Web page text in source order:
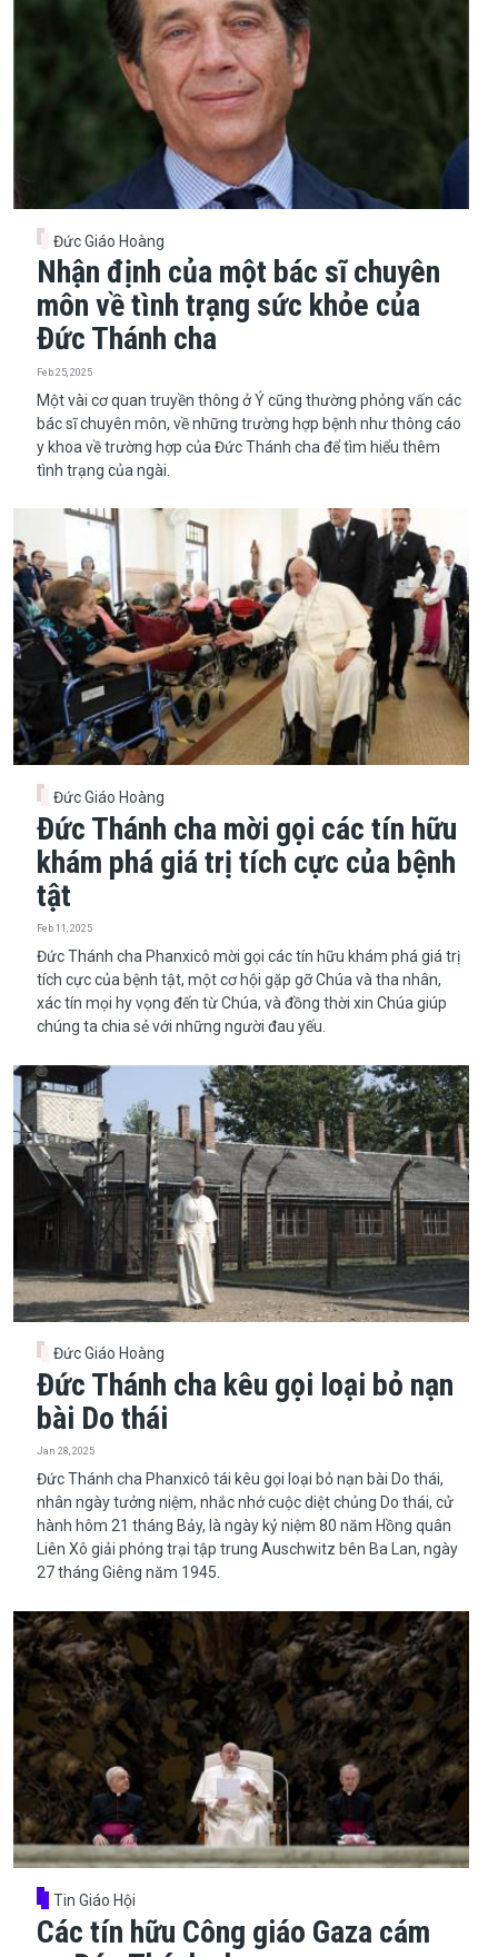
Đức Giáo Hoàng
Nhận định của một bác sĩ chuyên
môn về tình trạng sức khỏe của
Đức Thánh cha
Feb 25, 2025
Một vài cơ quan truyền thông ở Ý cũng thường phỏng vấn các
bác sĩ chuyên môn, về những trường hợp bệnh như thông cáo
y khoa về trường hợp của Đức Thánh cha để tìm hiểu thêm
tình trạng của ngài.
Đức Giáo Hoàng
Đức Thánh cha mời gọi các tín hữu
khám phá giá trị tích cực của bệnh
tật
Feb 11, 2025
Đức Thánh cha Phanxicô mời gọi các tín hữu khám phá giá trị
tích cực của bệnh tật, một cơ hội gặp gỡ Chúa và tha nhân,
xác tín mọi hy vọng đến từ Chúa, và đồng thời xin Chúa giúp
chúng ta chia sẻ với những người đau yếu.
Đức Giáo Hoàng
Đức Thánh cha kêu gọi loại bỏ nạn
bài Do thái
Jan 28, 2025
​​​​​​​Đức Thánh cha Phanxicô tái kêu gọi loại bỏ nạn bài Do thái,
nhân ngày tưởng niệm, nhắc nhớ cuộc diệt chủng Do thái, cử
hành hôm 21 tháng Bảy, là ngày kỷ niệm 80 năm Hồng quân
Liên Xô giải phóng trại tập trung Auschwitz bên Ba Lan, ngày
27 tháng Giêng năm 1945.
Tin Giáo Hội
Các tín hữu Công giáo Gaza cám